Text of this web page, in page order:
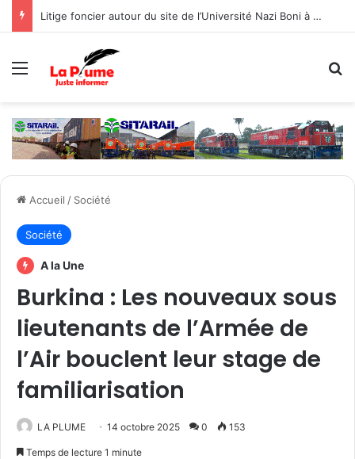
‎Coopération Burkina Faso-Système des Nations Unies : En fin de mission, le Représentant résident par intérim salue un partenariat solide et porteur d’espoir
Menu
Accueil / Société
Société
A la Une
Burkina : Les nouveaux sous
lieutenants de l’Armée de
l’Air bouclent leur stage de
familiarisation
LA PLUME 14 octobre 2025 0 153
Temps de lecture 1 minute